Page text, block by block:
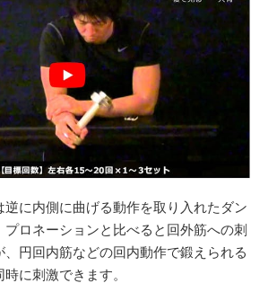
に内側に曲げる動作を取り入れたダン
ロネーションと比べると回外筋への刺
円回内筋などの回内動作で鍛えられる
に刺激できます。